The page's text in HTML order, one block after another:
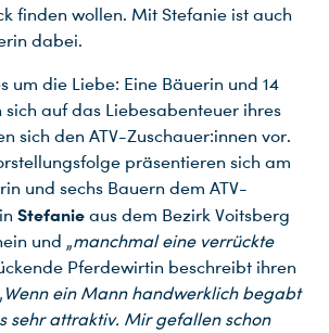
finden wollen. Mit Stefanie ist auch
dabei.
um die Liebe: Eine Bäuerin und 14
auf das Liebesabenteuer ihres
sich den ATV-Zuschauer:innen vor.
präsentieren sich am
und sechs Bauern dem ATV-
Stefanie aus dem Bezirk Voitsberg
und „manchmal eine verrückte
Pferdewirtin beschreibt ihren
Wenn ein Mann handwerklich begabt
sehr attraktiv. Mir gefallen schon